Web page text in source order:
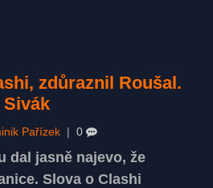
zdůraznil Roušal.
Sivák
Pařízek 0
dal jasně najevo, že
Slova o Clashi